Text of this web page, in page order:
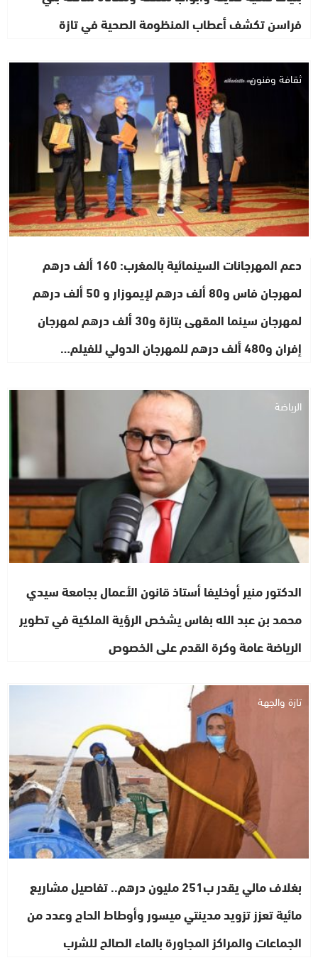
فراسن تكشف أعطاب المنظومة الصحية في تازة
ثقافة وفنون
دعم المهرجانات السينمائية بالمغرب: 160 ألف درهم
لمهرجان فاس و80 ألف درهم لإيموزار و 50 ألف درهم
لمهرجان سينما المقهى بتازة و30 ألف درهم لمهرجان
إفران و480 ألف درهم للمهرجان الدولي للفيلم…
الرياضة
الدكتور منير أوخليفا أستاذ قانون الأعمال بجامعة سيدي
محمد بن عبد الله بفاس يشخص الرؤية الملكية في تطوير
الرياضة عامة وكرة القدم على الخصوص
تازة والجهة
بغلاف مالي يقدر ب251 مليون درهم.. تفاصيل مشاريع
مائية تعزز تزويد مدينتي ميسور وأوطاط الحاج وعدد من
الجماعات والمراكز المجاورة بالماء الصالح للشرب